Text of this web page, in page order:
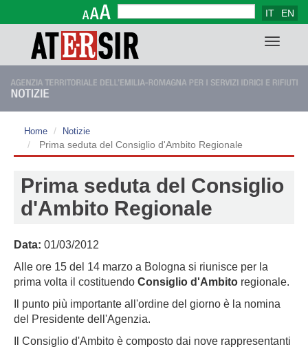
Form di ricerca
IT EN
Toggle
Home Notizie
Prima seduta del Consiglio d'Ambito Regionale
Prima seduta del Consiglio
d'Ambito Regionale
Data: 01/03/2012
Alle ore 15 del 14 marzo a Bologna si riunisce per la
prima volta il costituendo Consiglio d'Ambito regionale.
Il punto più importante all'ordine del giorno è la nomina
del Presidente dell'Agenzia.
Il Consiglio d'Ambito è composto dai nove rappresentanti